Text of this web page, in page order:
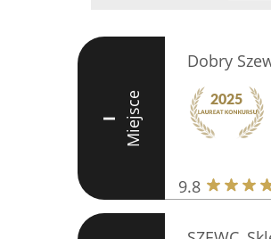
I Miejsce
Dobry
9.8